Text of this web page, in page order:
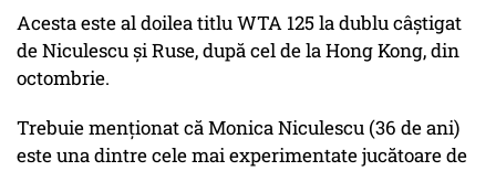
Acesta este al doilea titlu WTA 125 la dublu câștigat
de Niculescu și Ruse, după cel de la Hong Kong, din
octombrie.
Trebuie menționat că Monica Niculescu (36 de ani)
este una dintre cele mai experimentate jucătoare de